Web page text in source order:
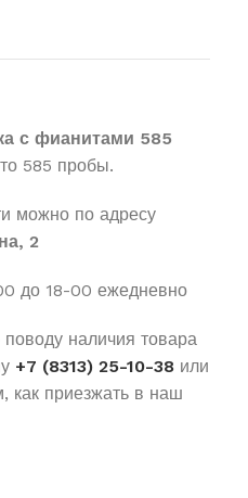
с фианитами 585
585 пробы.
можно по адресу
2
до 18-00 ежедневно
наличия товара
+7 (8313) 25-10-38 или
как приезжать в наш